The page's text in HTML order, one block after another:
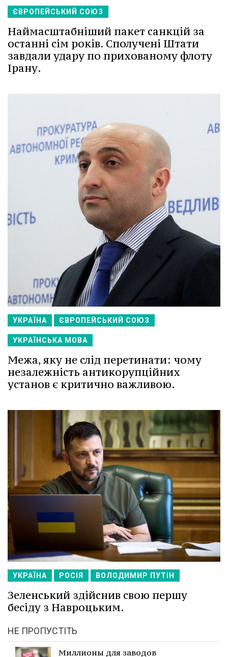
ЄВРОПЕЙСЬКИЙ СОЮЗ
Наймасштабніший пакет санкцій за
останні сім років. Сполучені Штати
завдали удару по прихованому флоту
Ірану.
УКРАЇНА ЄВРОПЕЙСЬКИЙ СОЮЗ
УКРАЇНСЬКА МОВА
Межа, яку не слід перетинати: чому
незалежність антикорупційних
установ є критично важливою.
УКРАЇНА РОСІЯ ВОЛОДИМИР ПУТІН
Зеленський здійснив свою першу
бесіду з Навроцьким.
НЕ ПРОПУСТІТЬ
Миллионы для заводов